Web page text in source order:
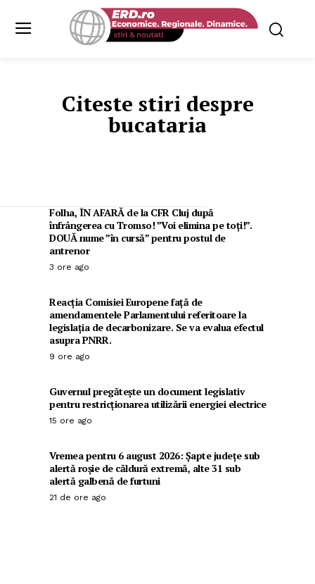
Citeste stiri despre
bucataria
Folha, ÎN AFARĂ de la CFR Cluj după
înfrângerea cu Tromso! ”Voi elimina pe toți!”.
DOUĂ nume ”în cursă” pentru postul de
antrenor
3 ore ago
Reacția Comisiei Europene față de
amendamentele Parlamentului referitoare la
legislația de decarbonizare. Se va evalua efectul
asupra PNRR.
9 ore ago
Guvernul pregătește un document legislativ
pentru restricționarea utilizării energiei electrice
15 ore ago
Vremea pentru 6 august 2026: Șapte județe sub
alertă roșie de căldură extremă, alte 31 sub
alertă galbenă de furtuni
21 de ore ago